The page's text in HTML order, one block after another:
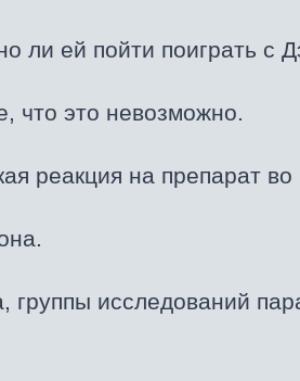
ли ей пойти поиграть с
что это невозможно.
реакция на препарат
группы исследований